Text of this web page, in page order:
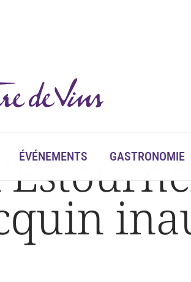
ÉVÉNEMENTS GASTRONOMIE